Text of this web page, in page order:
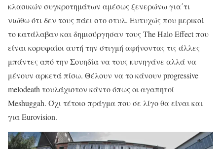
κλασικών συγκροτημάτων αμέσως ξενερώνω για΄τι
νιώθω ότι δεν τους πάει στο στυλ. Ευτυχώς που μερικοί
το κατάλαβαν και δημιούργησαν τους The Halo Effect που
είναι κορυφαίοι αυτή την στιγμή αφήνοντας τις άλλες
μπάντες από την Σουηδία να τους κυνηγάνε αλλά να
μένουν αρκετά πίσω. Θέλουν να το κάνουν progressive
melodeath τουλάχιστον κάντο όπως οι αγαπητοί
Meshuggah. Όχι τέτοιο πράγμα που σε λίγο θα είναι και
για Eurovision.